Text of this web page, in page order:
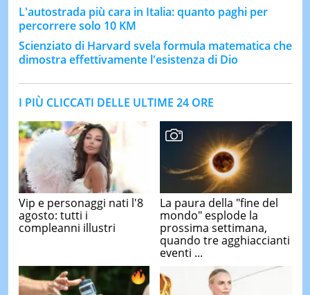
L'autostrada più cara in Italia: quanto paghi per
percorrere solo 10 KM
Scienziato di Harvard svela formula matematica che
dimostra effettivamente l'esistenza di Dio
I PIÙ CLICCATI DELLE ULTIME 24 ORE
Vip e personaggi nati l'8
agosto: tutti i
compleanni illustri
La paura della "fine del
mondo" esplode la
prossima settimana,
quando tre agghiaccianti
eventi ...